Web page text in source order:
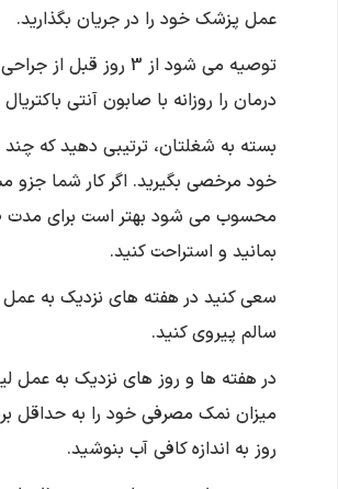
عمل پزشک خود را در جریان بگذارید.
توصیه می شود از 3 روز
درمان را روزانه با صابون آنتی
بسته به شغلتان، ترتیبی دهید که چند
خود مرخصی بگیرید. اگر کار شما
محسوب می شود بهتر است برای مدت
بمانید و استراحت کنید.
سعی کنید در هفته های نزدیک به عمل
سالم پیروی کنید.
در هفته ها و روز های نزدیک به عمل
میزان نمک مصرفی خود را به حداقل
روز به اندازه کافی آب بنوشید.